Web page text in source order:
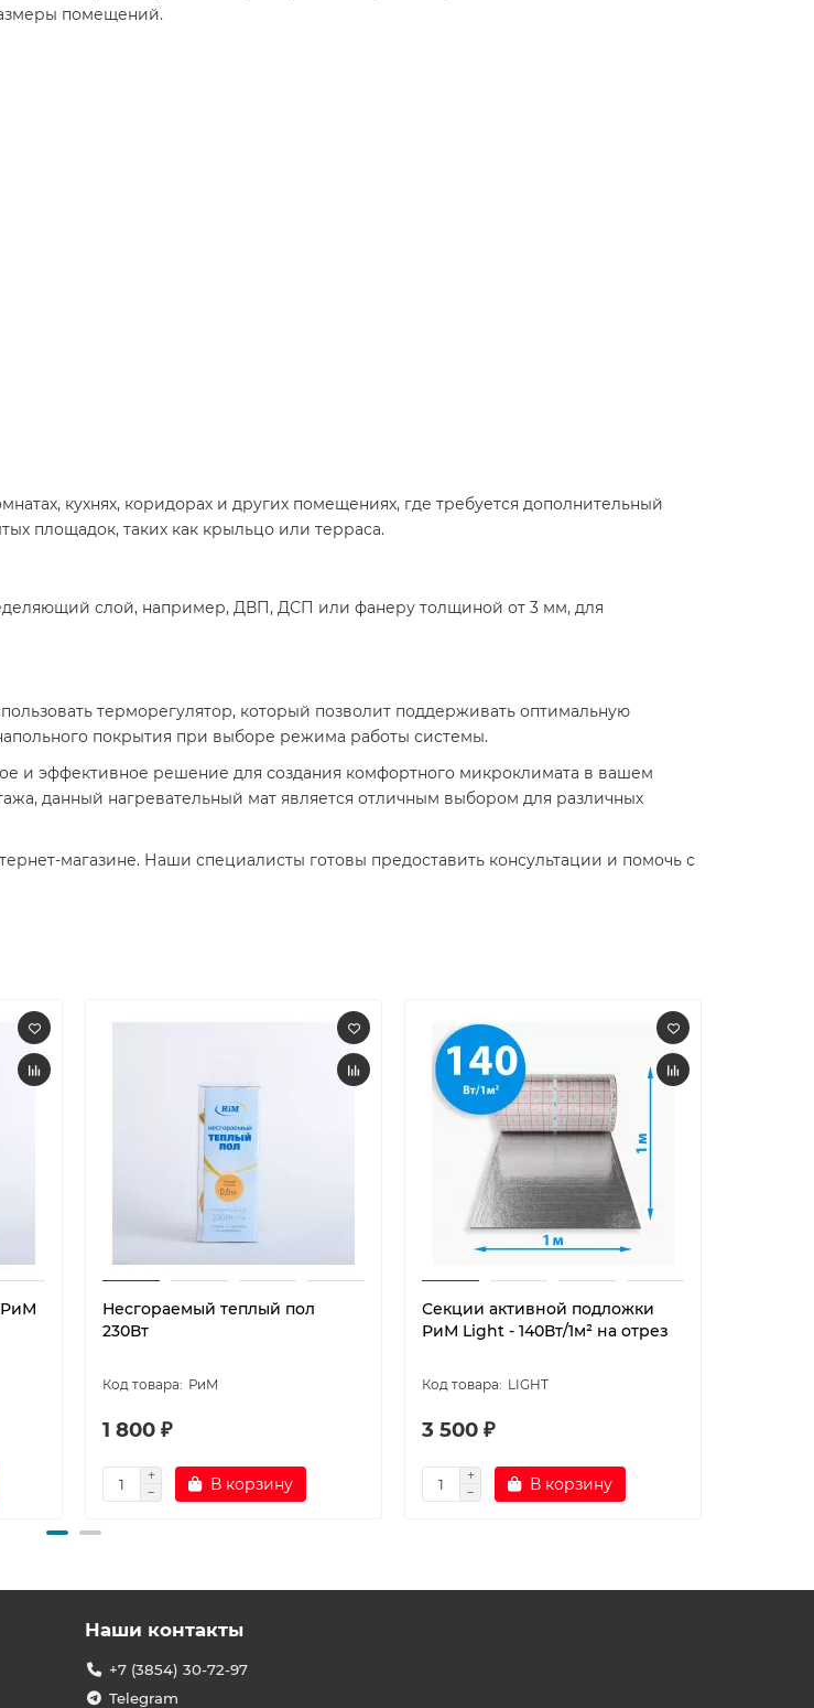
помещений.
кухнях, коридорах и других помещениях, где требуется дополнительный
площадок, таких как крыльцо или терраса.
слой, например, ДВП, ДСП или фанеру толщиной от 3 мм, для
терморегулятор, который позволит поддерживать оптимальную
покрытия при выборе режима работы системы.
и эффективное решение для создания комфортного микроклимата в вашем
данный нагревательный мат является отличным выбором для различных
магазине. Наши специалисты готовы предоставить консультации и помочь с
РиМ
Несгораемый теплый пол
230Вт
РиМ
1 800 ₽
В корзину
Секции активной подложки
РиМ Light - 140Вт/1м² на отрез
LIGHT
3 500 ₽
В корзину
Наши контакты
+7 (3854) 30-72-97
Telegram